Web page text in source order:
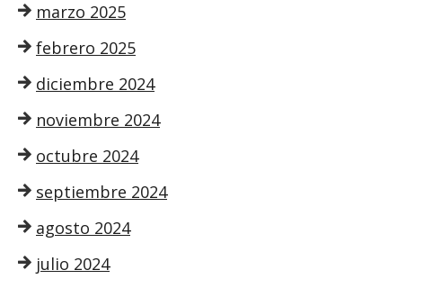
marzo 2025
febrero 2025
diciembre 2024
noviembre 2024
octubre 2024
septiembre 2024
agosto 2024
julio 2024